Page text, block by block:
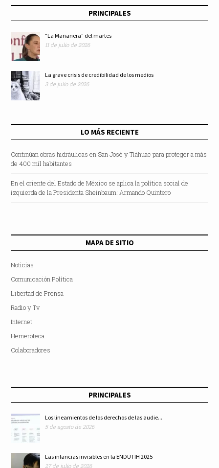
PRINCIPALES
"La Mañanera” del martes
11 de julio de 2026
La grave crisis de credibilidad de los medios
3 de julio de 2026
LO MÁS RECIENTE
Continúan obras hidráulicas en San José y Tláhuac para proteger a más
de 400 mil habitantes
En el oriente del Estado de México se aplica la política social de
izquierda de la Presidenta Sheinbaum: Armando Quintero
MAPA DE SITIO
Noticias
Comunicación Política
Libertad de Prensa
Radio y Tv
Internet
Hemeroteca
Colaboradores
PRINCIPALES
Los lineamientos de los derechos de las audie...
5 de agosto de 2026
Las infancias invisibles en la ENDUTIH 2025
27 de julio de 2026